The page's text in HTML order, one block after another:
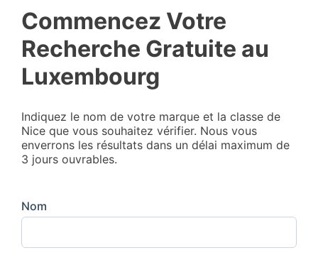
Commencez Votre
Recherche Gratuite au
Luxembourg
Indiquez le nom de votre marque et la classe de
Nice que vous souhaitez vérifier. Nous vous
enverrons les résultats dans un délai maximum de
3 jours ouvrables.
Nom